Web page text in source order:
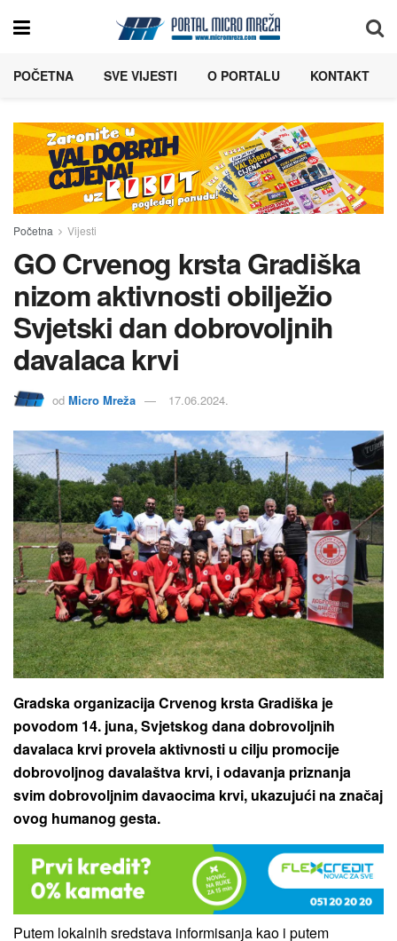
POČETNA SVE VIJESTI O PORTALU KONTAKT
Početna Vijesti
GO Crvenog krsta Gradiška
nizom aktivnosti obilježio
Svjetski dan dobrovoljnih
davalaca krvi
od Micro Mreža 17.06.2024.
Gradska organizacija Crvenog krsta Gradiška je
povodom 14. juna, Svjetskog dana dobrovoljnih
davalaca krvi provela aktivnosti u cilju promocije
dobrovoljnog davalaštva krvi, i odavanja priznanja
svim dobrovoljnim davaocima krvi, ukazujući na značaj
ovog humanog gesta.
Putem lokalnih sredstava informisanja kao i putem